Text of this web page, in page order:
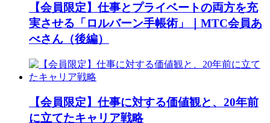
【会員限定】仕事とプライベートの両方を充
実させる「ロルバーン手帳術」｜MTC会員あ
べさん（後編）
【会員限定】仕事に対する価値観と、20年前
に立てたキャリア戦略